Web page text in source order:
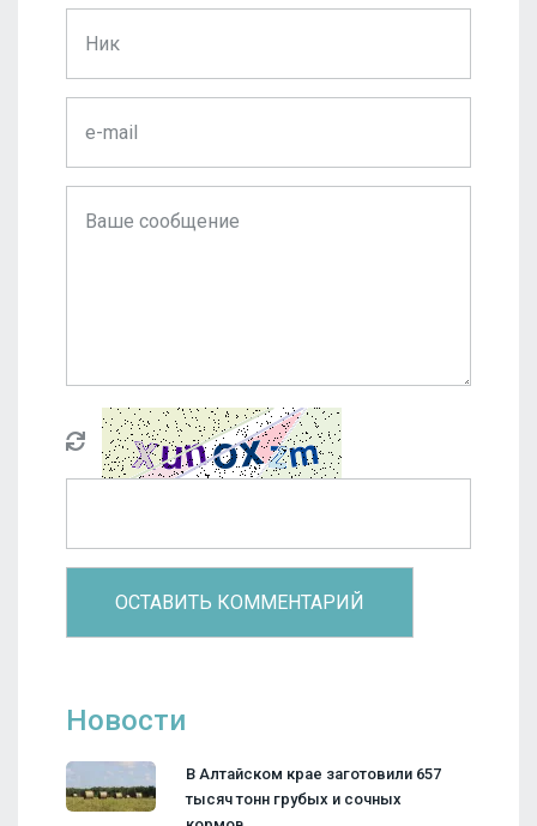
Новости
В Алтайском крае заготовили 657
тысяч тонн грубых и сочных